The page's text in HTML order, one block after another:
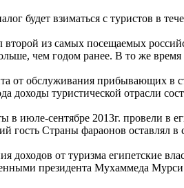
будет взиматься с туристов в
второй из самых посещаемых
чем годом ранее. В то же
от обслуживания прибывающих в
доходы туристической отрасли
в июле-сентябре 2013г. провели в
гость Страны фараонов оставлял
доходов от туризма египетские
президента Мухаммеда